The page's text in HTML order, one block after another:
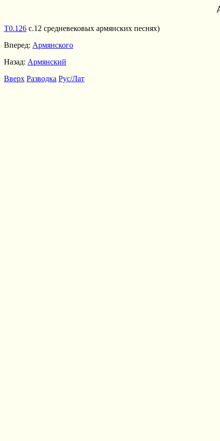
Т0.126 с.12 средневековых армянских песнях)
Вперед: Армянского
Назад: Армянский
Вверх Разводка Рус/Лат